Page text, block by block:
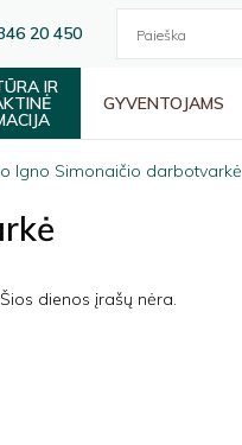
20 450
IR
GYVENTOJAMS
Igno Simonaičio darbotvarkė
Šios dienos įrašų nėra.